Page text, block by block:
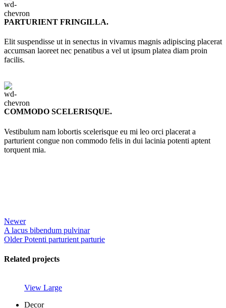
PARTURIENT FRINGILLA.
Elit suspendisse ut in senectus in vivamus magnis adipiscing placerat
accumsan laoreet nec penatibus a vel ut ipsum platea diam proin
facilis.
COMMODO SCELERISQUE.
Vestibulum nam lobortis scelerisque eu mi leo orci placerat a
parturient congue non commodo felis in dui lacinia potenti aptent
torquent mia.
Newer
A lacus bibendum pulvinar
Older Potenti parturient parturie
Related projects
View Large
Decor